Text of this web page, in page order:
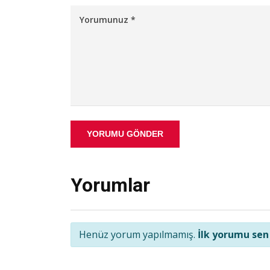
YORUMU GÖNDER
Yorumlar
Henüz yorum yapılmamış. İlk yorumu